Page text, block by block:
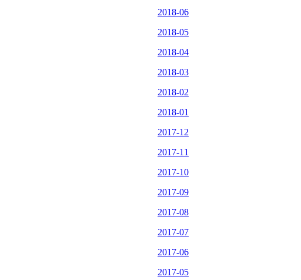
2018-06
2018-05
2018-04
2018-03
2018-02
2018-01
2017-12
2017-11
2017-10
2017-09
2017-08
2017-07
2017-06
2017-05